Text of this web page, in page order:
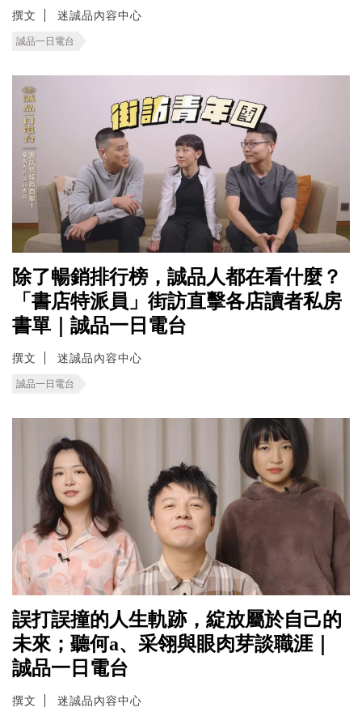
撰文 迷誠品內容中心
誠品一日電台
除了暢銷排行榜，誠品人都在看什麼？
「書店特派員」街訪直擊各店讀者私房
書單｜誠品一日電台
撰文 迷誠品內容中心
誠品一日電台
誤打誤撞的人生軌跡，綻放屬於自己的
未來；聽何a、采翎與眼肉芽談職涯｜
誠品一日電台
撰文 迷誠品內容中心